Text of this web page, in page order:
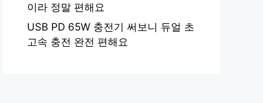
이라 정말 편해요
USB PD 65W 충전기 써보니 듀얼 초
고속 충전 완전 편해요